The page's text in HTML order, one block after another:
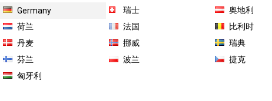
商品库存单位（SKU）: GH-LS-12065
Germany 瑞士
奥地利
荷兰
法国
比利时
丹麦
挪威
瑞典
芬兰
波兰
捷克
匈牙利